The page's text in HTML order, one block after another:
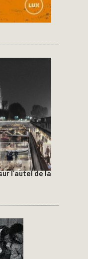
l’autel de la